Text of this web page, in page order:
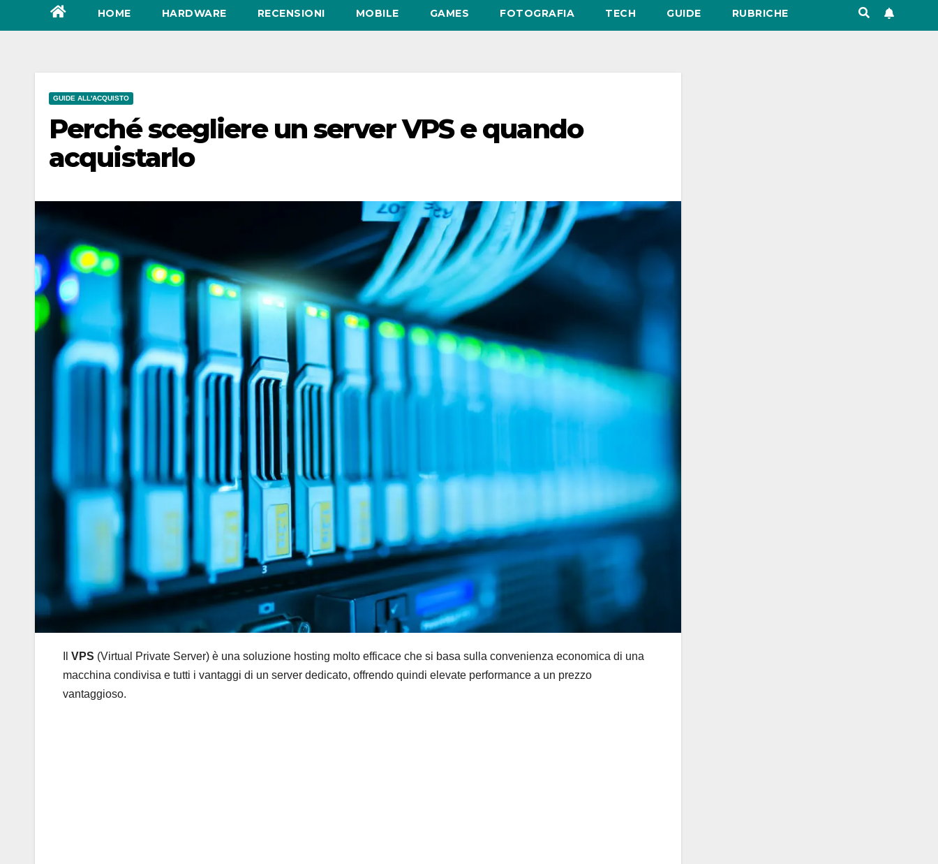
HOME HARDWARE RECENSIONI MOBILE GAMES FOTOGRAFIA TECH GUIDE RUBRICHE
GUIDE ALL'ACQUISTO
Perché scegliere un server VPS e quando
acquistarlo
VPS (Virtual Private Server) è una soluzione hosting molto efficace che si basa sulla convenienza economica di una
macchina condivisa e tutti i vantaggi di un server dedicato, offrendo quindi elevate performance a un prezzo
vantaggioso.